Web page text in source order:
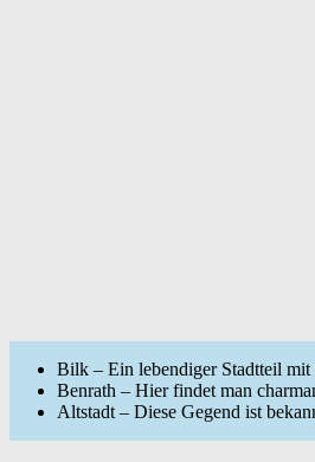
Bilk – Ein lebendiger Stadtteil
Benrath – Hier findet man
Altstadt – Diese Gegend ist